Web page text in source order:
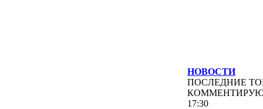
НОВОСТИ
ПОСЛЕДНИЕ
17:30